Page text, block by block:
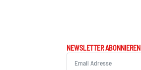
NEWSLETTER ABONNIEREN